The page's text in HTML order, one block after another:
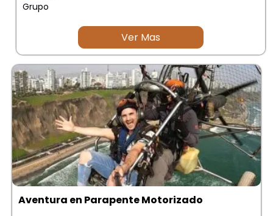
Grupo
Ver Mas
Aventura en Parapente Motorizado